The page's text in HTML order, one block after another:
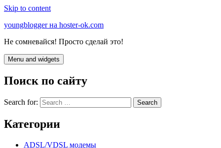
Skip to content
youngblogger на hoster-ok.com
Не сомневайся! Просто сделай это!
Menu and widgets
Поиск по сайту
Search for:
Категории
ADSL/VDSL модемы